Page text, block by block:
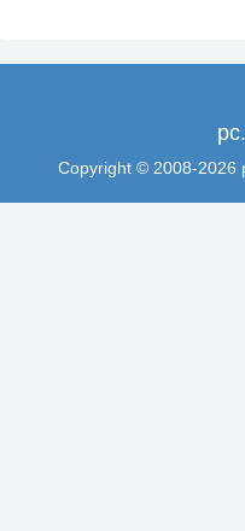
Copyright © 2008-2026